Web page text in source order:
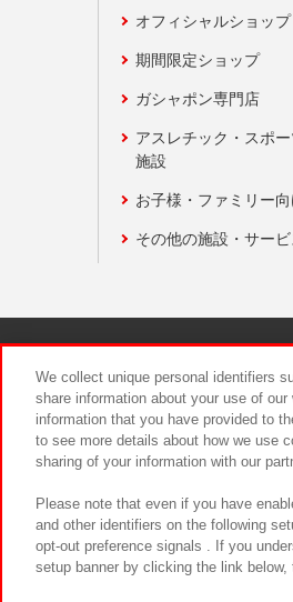
オフィシャルショップ
期間限定ショップ
ガシャポン専門店
アスレチック・スポ
施設
お子様・ファミリー
その他の施設・サービ
We collect unique personal identifiers
share information about your use of
information that you have provided to
to see more details about how we use
sharing of your information with our
Please note that even if you have
and other identifiers on the following
opt-out preference signals . If you
setup banner by clicking the link